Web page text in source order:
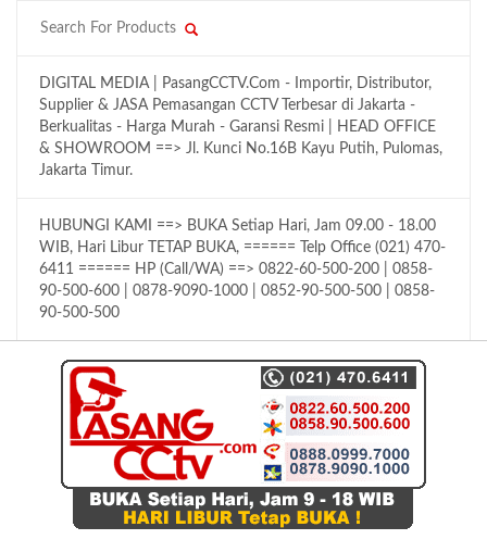
DIGITAL MEDIA | PasangCCTV.Com - Importir, Distributor,
Supplier & JASA Pemasangan CCTV Terbesar di Jakarta -
Berkualitas - Harga Murah - Garansi Resmi | HEAD OFFICE
& SHOWROOM ==> Jl. Kunci No.16B Kayu Putih, Pulomas,
Jakarta Timur.
HUBUNGI KAMI ==> BUKA Setiap Hari, Jam 09.00 - 18.00
WIB, Hari Libur TETAP BUKA, ====== Telp Office (021) 470-
6411 ====== HP (Call/WA) ==> 0822-60-500-200 | 0858-
90-500-600 | 0878-9090-1000 | 0852-90-500-500 | 0858-
90-500-500